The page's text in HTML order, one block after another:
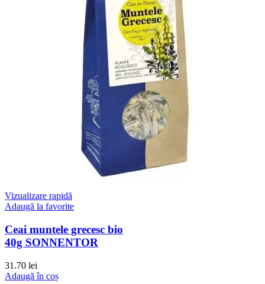
Vizualizare rapidă
Adaugă la favorite
Ceai muntele grecesc bio
40g SONNENTOR
31.70 lei
Adaugă în coș